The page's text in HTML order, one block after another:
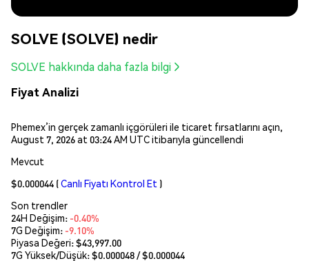
SOLVE (SOLVE) nedir
SOLVE hakkında daha fazla bilgi
Fiyat Analizi
Phemex’in gerçek zamanlı içgörüleri ile ticaret fırsatlarını açın,
August 7, 2026 at 03:24 AM UTC itibarıyla güncellendi
Mevcut
$0.000044 (Canlı Fiyatı Kontrol Et )
Son trendler
24H Değişim: -0.40%
7G Değişim: -9.10%
Piyasa Değeri:$43,997.00
7G Yüksek/Düşük: $0.000048/ $0.000044